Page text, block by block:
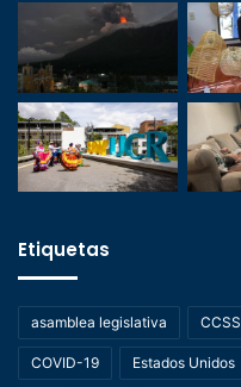
Etiquetas
asamblea legislativa CCSS
COVID-19 Estados Unidos